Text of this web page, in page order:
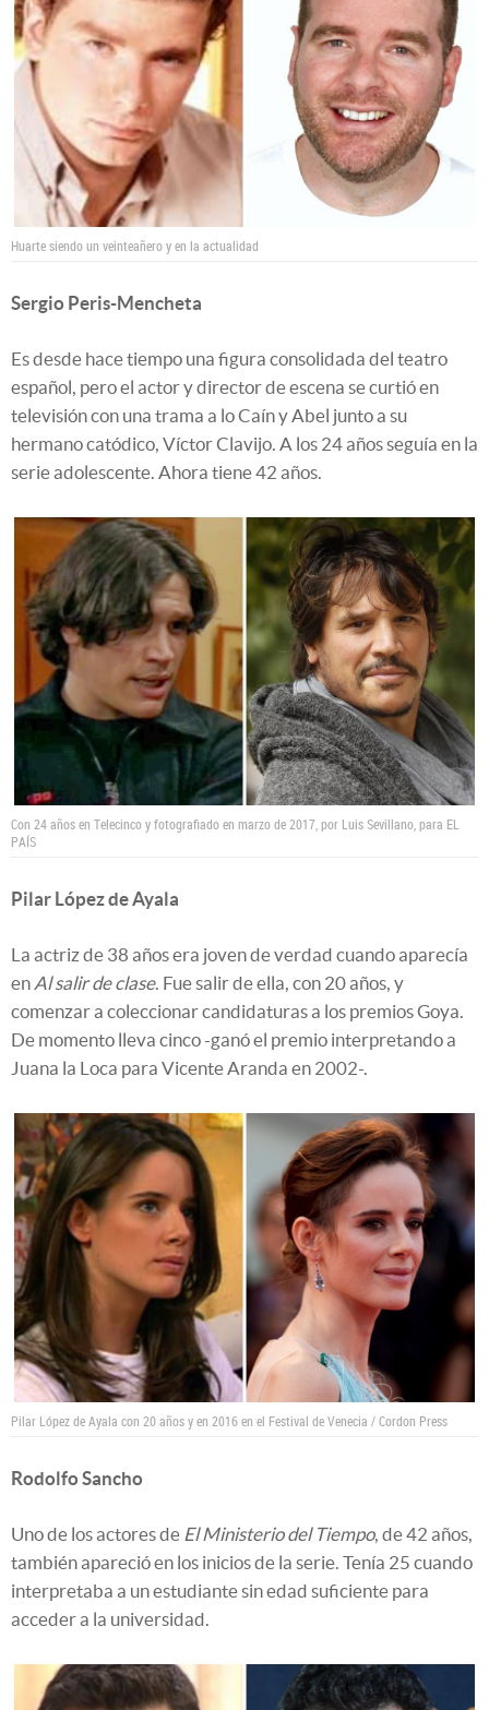
Huarte siendo un veinteañero y en la actualidad
Sergio Peris-Mencheta
Es desde hace tiempo una figura consolidada del teatro
español, pero el actor y director de escena se curtió en
televisión con una trama a lo Caín y Abel junto a su
hermano catódico, Víctor Clavijo. A los 24 años seguía en la
serie adolescente. Ahora tiene 42 años.
Con 24 años en Telecinco y fotografiado en marzo de 2017, por Luis Sevillano, para EL
PAÍS
Pilar López de Ayala
La actriz de 38 años era joven de verdad cuando aparecía
en Al salir de clase. Fue salir de ella, con 20 años, y
comenzar a coleccionar candidaturas a los premios Goya.
De momento lleva cinco -ganó el premio interpretando a
Juana la Loca para Vicente Aranda en 2002-.
Pilar López de Ayala con 20 años y en 2016 en el Festival de Venecia / Cordon Press
Rodolfo Sancho
Uno de los actores de El Ministerio del Tiempo, de 42 años,
también apareció en los inicios de la serie. Tenía 25 cuando
interpretaba a un estudiante sin edad suficiente para
acceder a la universidad.